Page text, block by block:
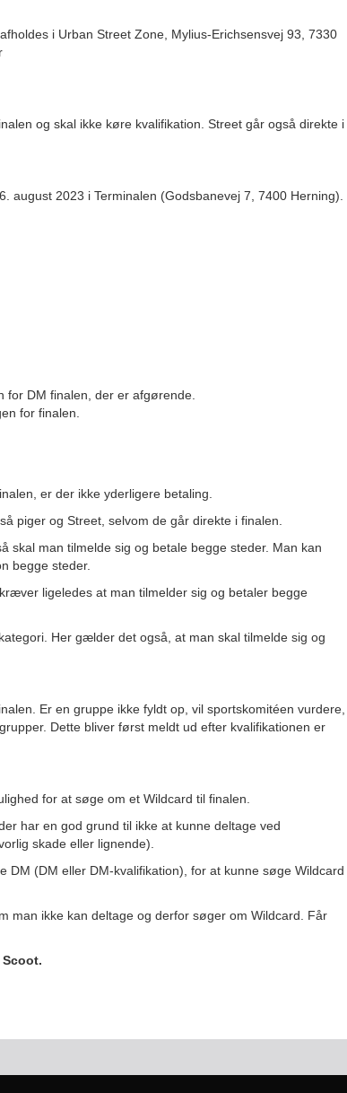
i Urban Street Zone, Mylius-Erichsensvej 93, 7330
og skal ikke køre kvalifikation. Street går også direkte i
august 2023 i Terminalen (Godsbanevej 7, 7400 Herning).
DM finalen, der er afgørende.
for finalen.
er der ikke yderligere betaling.
piger og Street, selvom de går direkte i finalen.
skal man tilmelde sig og betale begge steder. Man kan
begge steder.
ligeledes at man tilmelder sig og betaler begge
Her gælder det også, at man skal tilmelde sig og
Er en gruppe ikke fyldt op, vil sportskomitéen vurdere,
Dette bliver først meldt ud efter kvalifikationen er
for at søge om et Wildcard til finalen.
har en god grund til ikke at kunne deltage ved
skade eller lignende).
DM (DM eller DM-kvalifikation), for at kunne søge Wildcard
man ikke kan deltage og derfor søger om Wildcard. Får